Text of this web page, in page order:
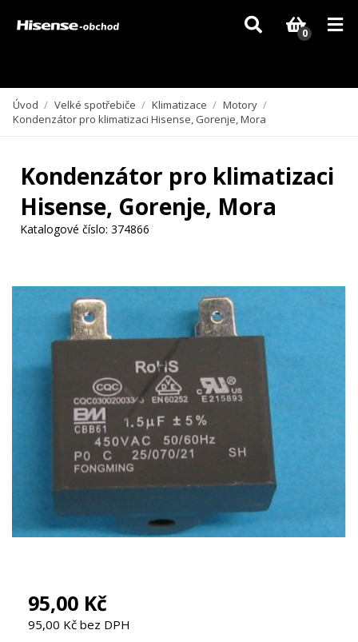
Vzhledem k aktuální situaci se může dodání dílů, které nejsou skladem,
zpozdit. Děkujeme za pochopení.
0
Úvod / Velké spotřebiče / Klimatizace / Motory /
Kondenzátor pro klimatizaci Hisense, Gorenje, Mora
Kondenzátor pro klimatizaci
Hisense, Gorenje, Mora
Katalogové číslo: 374866
95,00 Kč
95,00 Kč bez DPH